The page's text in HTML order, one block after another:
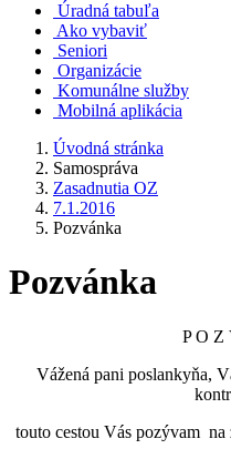
Úradná tabuľa
Ako vybaviť
Seniori
Organizácie
Komunálne služby
Mobilná aplikácia
Úvodná stránka
Samospráva
Zasadnutia OZ
7.1.2016
Pozvánka
Pozvánka
P O
Vážená pani poslankyňa,
touto cestou Vás pozývam na